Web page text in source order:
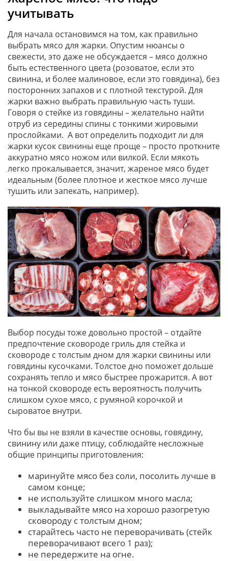
учитывать
Для начала остановимся на том, как правильно
выбрать мясо для жарки. Опустим нюансы о
свежести, это даже не обсуждается – мясо должно
быть естественного цвета (розоватое, если это
свинина, и более малиновое, если это говядина), без
посторонних запахов и с плотной текстурой. Для
жарки важно выбрать правильную часть туши.
Говоря о стейке из говядины – желательно найти
отруб из середины спины с тонкими жировыми
прослойками. А вот определить подходит ли для
жарки кусок свинины еще проще – просто проткните
аккуратно мясо ножом или вилкой. Если мякоть
легко прокалывается, значит, жареное мясо будет
идеальным (более плотное и жесткое мясо лучше
тушить или запекать, например).
Выбор посуды тоже довольно простой – отдайте
предпочтение сковороде гриль для стейка и
сковороде с толстым дном для жарки свинины или
говядины кусочками. Толстое дно поможет дольше
сохранять тепло и мясо быстрее прожарится. А вот
на тонкой сковороде есть вероятность получить
слишком сухое мясо, с румяной корочкой и
сыроватое внутри.
Что бы вы не взяли в качестве основы, говядину,
свинину или даже птицу, соблюдайте несложные
общие принципы приготовления:
маринуйте мясо без соли, посолить лучше в
самом конце;
не используйте слишком много масла;
выкладывайте мясо на хорошо разогретую
сковороду с толстым дном;
старайтесь часто не переворачивать (стейк
переворачивают всего 1 раз);
не передержите на огне.